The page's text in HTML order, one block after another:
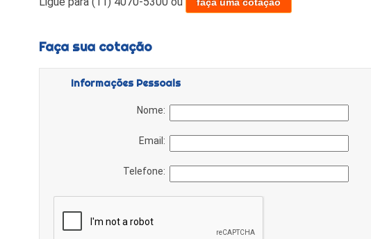
faça uma cotação
Faça sua cotação
Informações Pessoais
Nome:
Email:
Telefone: